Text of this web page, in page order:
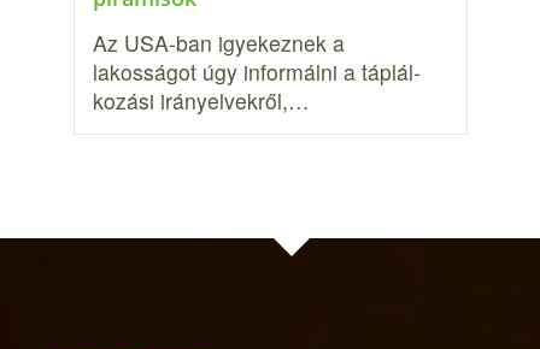
Az USA-ban igyekeznek a
lakosságot úgy informálni a táplál­
kozási irányelvekről,…